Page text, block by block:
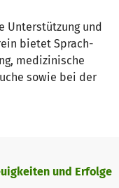
Unterstützung und
bietet Sprach-
medizinische
sowie bei der
und Erfolge